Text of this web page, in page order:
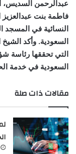
عبدالرحمن السديس،
فاطمة بنت
النسائية في المسجد
السعودية. وأكد الشيخ
التي تحققها رئاسة
السعودية في خدمة
مقالات ذات صلة